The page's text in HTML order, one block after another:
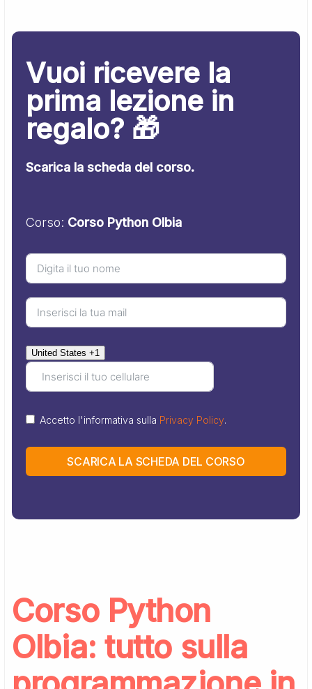
Vuoi ricevere la
prima lezione in
regalo? 🎁
Scarica la scheda del corso.
Corso: Corso Python Olbia
United States +1
Accetto l'informativa sulla Privacy Policy.
SCARICA LA SCHEDA DEL CORSO
Corso Python
Olbia: tutto sulla